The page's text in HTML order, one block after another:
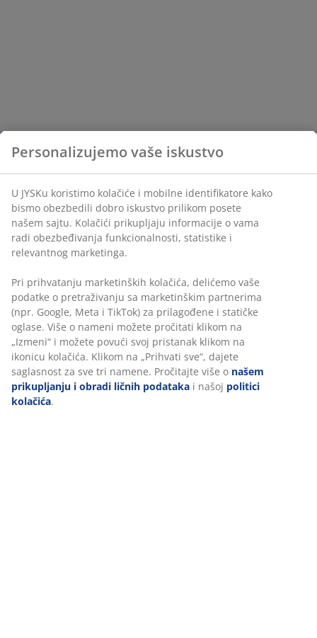
Personalizujemo vaše iskustvo
U JYSKu koristimo kolačiće i mobilne identifikatore kako
bismo obezbedili dobro iskustvo prilikom posete
našem sajtu. Kolačići prikupljaju informacije o vama
radi obezbeđivanja funkcionalnosti, statistike i
relevantnog marketinga.
Pri prihvatanju marketinških kolačića, delićemo vaše
podatke o pretraživanju sa marketinškim partnerima
(npr. Google, Meta i TikTok) za prilagođene i statičke
oglase. Više o nameni možete pročitati klikom na
„Izmeni“ i možete povući svoj pristanak klikom na
ikonicu kolačića. Klikom na „Prihvati sve“, dajete
saglasnost za sve tri namene. Pročitajte više o našem
prikupljanju i obradi ličnih podataka i našoj politici
kolačića.